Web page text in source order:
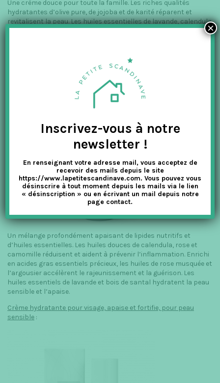
Une crème douce pour toute la famille. Les riches qualités
hydratantes d’olive pure, de jojoba et de karité réparent et
revitalisent la peau. Les huiles essentielles de lavande, calendula
et camomille aident à guérir et régénère la peau sensible, tout en
apaisant et calmant le corps et l’esprit. Gagnant du Prix Danois
Le serum calmant et hydratant pour peaux sensibles et irritées
Un mélange profondément apaisant de lipides nutritifs et
d’huiles essentielles. Les huiles douces de calendula, rose et
camomille réduisent et aident à prévenir l’inflammation. Enrichi
en acides gras essentiels précieux, les huiles de rose musquée et
l’argousier accélèrent le rajeunissement et la guérison. Les
huiles essentiels de lavande et bois de santal hydratent la peau
sensible et l’apaise.
Crème hydratante pour visage, apaise et fortifie, pour peau
sensible :
Inscrivez-vous à notre
newsletter !
En renseignant votre adresse mail, vous acceptez de
recevoir des mails depuis le site
https://www.lapetitescandinave.com. Vous pouvez vous
désinscrire à tout moment depuis les mails via le lien
« désinscription » ou en écrivant un mail depuis notre
page contact.
×